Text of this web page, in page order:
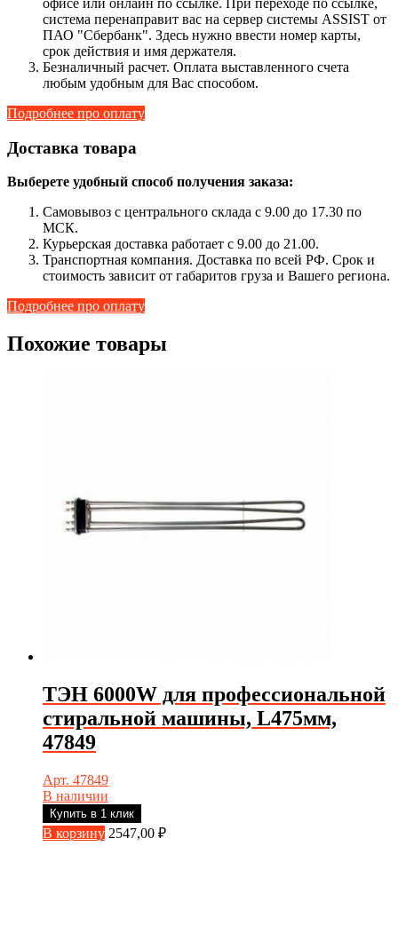
система перенаправит вас на сервер системы ASSIST от
ПАО "Сбербанк". Здесь нужно ввести номер карты,
срок действия и имя держателя.
Безналичный расчет. Оплата выставленного счета
любым удобным для Вас способом.
Подробнее про оплату
Доставка товара
Выберете удобный способ получения заказа:
Самовывоз с центрального склада с 9.00 до 17.30 по
МСК.
Курьерская доставка работает с 9.00 до 21.00.
Транспортная компания. Доставка по всей РФ. Срок и
стоимость зависит от габаритов груза и Вашего региона.
Подробнее про оплату
Похожие товары
ТЭН 6000W для профессиональной
стиральной машины, L475мм,
47849
Арт. 47849
В наличии
Купить в 1 клик
В корзину 2547,00 ₽